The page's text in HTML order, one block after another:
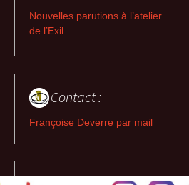
Nouvelles parutions à l’atelier
de l’Exil
Contact :
Françoise Deverre par mail